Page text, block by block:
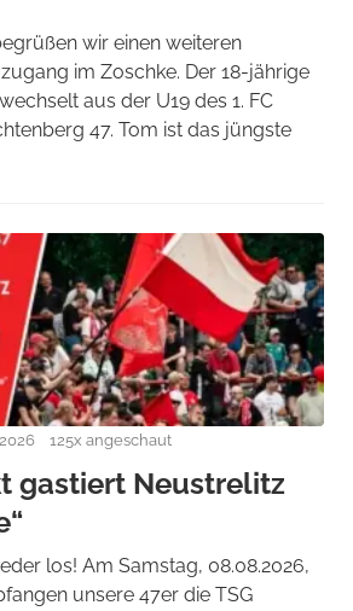
wir einen weiteren
im Zoschke. Der 18-jährige
aus der U19 des 1. FC
47. Tom ist das jüngste
125x angeschaut
gastiert Neustrelitz
los! Am Samstag, 08.08.2026,
unsere 47er die TSG